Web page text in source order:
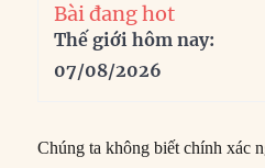
Bài đang hot
Thế giới hôm nay:
07/08/2026
Chúng ta không biết chính xác